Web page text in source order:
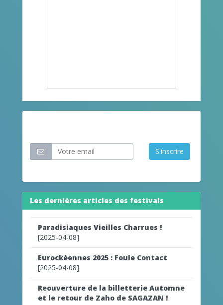
S'inscrire
Les dernières articles des festivals
Paradisiaques Vieilles Charrues !
[2025-04-08]
Eurockéennes 2025 : Foule Contact
[2025-04-08]
Reouverture de la billetterie Automne
et le retour de Zaho de SAGAZAN !